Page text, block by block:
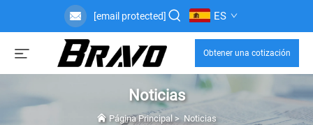
[email protected] ES
Obtener una cotización
Noticias
Página Principal> Noticias